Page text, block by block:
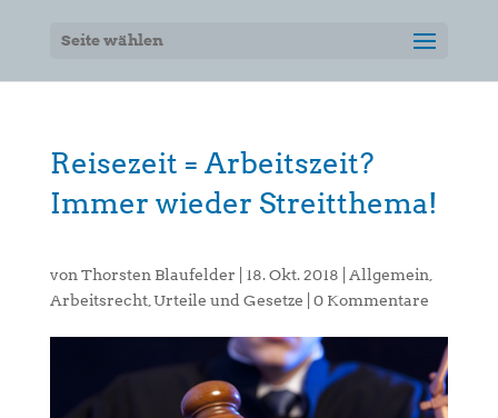
Seite wählen
Reisezeit = Arbeitszeit?
Immer wieder Streitthema!
von Thorsten Blaufelder 18. Okt. 2018 Allgemein
Arbeitsrecht, Urteile und Gesetze 0 Kommentare